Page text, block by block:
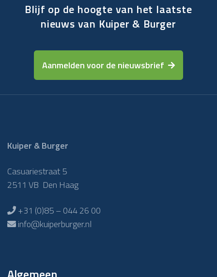
Blijf op de hoogte van het laatste
nieuws van Kuiper & Burger
Aanmelden voor de nieuwsbrief
Kuiper & Burger
Casuariestraat 5
2511 VB Den Haag
+31 (0)85 – 044 26 00
info@kuiperburger.nl